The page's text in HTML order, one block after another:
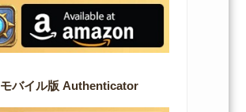
モバイル版 Authenticator